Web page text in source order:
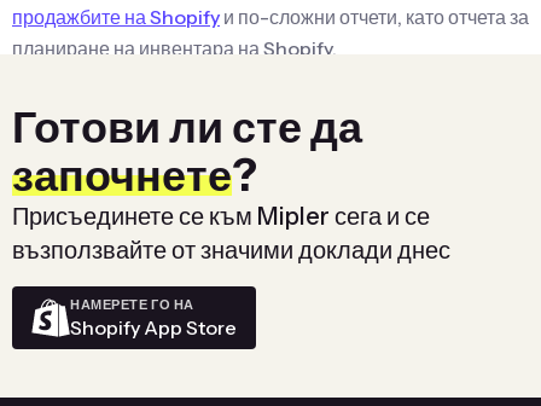
продажбите на Shopify и по-сложни отчети, като отчета за
планиране на инвентара на Shopify.
OurShopify MCP for Claude lets you build and query
these same dashboards using natural language in
Claude Desktop, Claude Web, or the Claude Code CLI.
Готови ли сте да
започнете?
Присъединете се към Mipler сега и се
възползвайте от значими доклади днес
НАМЕРЕТЕ ГО НА
Shopify App Store